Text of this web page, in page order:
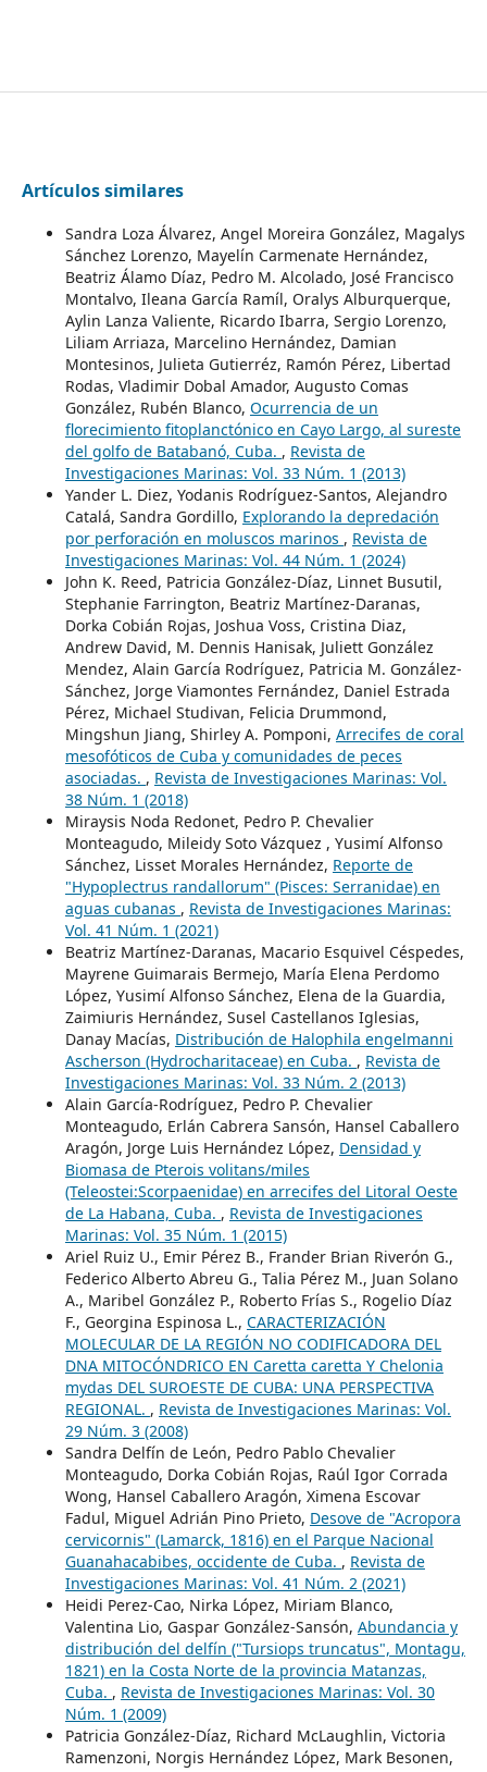
Artículos similares
Sandra Loza Álvarez, Angel Moreira González, Magalys
Sánchez Lorenzo, Mayelín Carmenate Hernández,
Beatriz Álamo Díaz, Pedro M. Alcolado, José Francisco
Montalvo, Ileana García Ramíl, Oralys Alburquerque,
Aylin Lanza Valiente, Ricardo Ibarra, Sergio Lorenzo,
Liliam Arriaza, Marcelino Hernández, Damian
Montesinos, Julieta Gutierréz, Ramón Pérez, Libertad
Rodas, Vladimir Dobal Amador, Augusto Comas
González, Rubén Blanco, Ocurrencia de un
florecimiento fitoplanctónico en Cayo Largo, al sureste
del golfo de Batabanó, Cuba. , Revista de
Investigaciones Marinas: Vol. 33 Núm. 1 (2013)
Yander L. Diez, Yodanis Rodríguez-Santos, Alejandro
Catalá, Sandra Gordillo, Explorando la depredación
por perforación en moluscos marinos , Revista de
Investigaciones Marinas: Vol. 44 Núm. 1 (2024)
John K. Reed, Patricia González-Díaz, Linnet Busutil,
Stephanie Farrington, Beatriz Martínez-Daranas,
Dorka Cobián Rojas, Joshua Voss, Cristina Diaz,
Andrew David, M. Dennis Hanisak, Juliett González
Mendez, Alain García Rodríguez, Patricia M. González-
Sánchez, Jorge Viamontes Fernández, Daniel Estrada
Pérez, Michael Studivan, Felicia Drummond,
Mingshun Jiang, Shirley A. Pomponi, Arrecifes de coral
mesofóticos de Cuba y comunidades de peces
asociadas. , Revista de Investigaciones Marinas: Vol.
38 Núm. 1 (2018)
Miraysis Noda Redonet, Pedro P. Chevalier
Monteagudo, Mileidy Soto Vázquez , Yusimí Alfonso
Sánchez, Lisset Morales Hernández, Reporte de
"Hypoplectrus randallorum" (Pisces: Serranidae) en
aguas cubanas , Revista de Investigaciones Marinas:
Vol. 41 Núm. 1 (2021)
Beatriz Martínez-Daranas, Macario Esquivel Céspedes,
Mayrene Guimarais Bermejo, María Elena Perdomo
López, Yusimí Alfonso Sánchez, Elena de la Guardia,
Zaimiuris Hernández, Susel Castellanos Iglesias,
Danay Macías, Distribución de Halophila engelmanni
Ascherson (Hydrocharitaceae) en Cuba. , Revista de
Investigaciones Marinas: Vol. 33 Núm. 2 (2013)
Alain García-Rodríguez, Pedro P. Chevalier
Monteagudo, Erlán Cabrera Sansón, Hansel Caballero
Aragón, Jorge Luis Hernández López, Densidad y
Biomasa de Pterois volitans/miles
(Teleostei:Scorpaenidae) en arrecifes del Litoral Oeste
de La Habana, Cuba. , Revista de Investigaciones
Marinas: Vol. 35 Núm. 1 (2015)
Ariel Ruiz U., Emir Pérez B., Frander Brian Riverón G.,
Federico Alberto Abreu G., Talia Pérez M., Juan Solano
A., Maribel González P., Roberto Frías S., Rogelio Díaz
F., Georgina Espinosa L., CARACTERIZACIÓN
MOLECULAR DE LA REGIÓN NO CODIFICADORA DEL
DNA MITOCÓNDRICO EN Caretta caretta Y Chelonia
mydas DEL SUROESTE DE CUBA: UNA PERSPECTIVA
REGIONAL. , Revista de Investigaciones Marinas: Vol.
29 Núm. 3 (2008)
Sandra Delfín de León, Pedro Pablo Chevalier
Monteagudo, Dorka Cobián Rojas, Raúl Igor Corrada
Wong, Hansel Caballero Aragón, Ximena Escovar
Fadul, Miguel Adrián Pino Prieto, Desove de "Acropora
cervicornis" (Lamarck, 1816) en el Parque Nacional
Guanahacabibes, occidente de Cuba. , Revista de
Investigaciones Marinas: Vol. 41 Núm. 2 (2021)
Heidi Perez-Cao, Nirka López, Miriam Blanco,
Valentina Lio, Gaspar González-Sansón, Abundancia y
distribución del delfín ("Tursiops truncatus", Montagu,
1821) en la Costa Norte de la provincia Matanzas,
Cuba. , Revista de Investigaciones Marinas: Vol. 30
Núm. 1 (2009)
Patricia González-Díaz, Richard McLaughlin, Victoria
Ramenzoni, Norgis Hernández López, Mark Besonen,